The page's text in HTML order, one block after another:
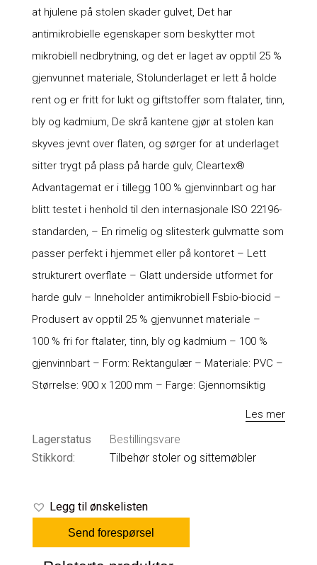
at hjulene på stolen skader gulvet, Det har
antimikrobielle egenskaper som beskytter mot
mikrobiell nedbrytning, og det er laget av opptil 25 %
gjenvunnet materiale, Stolunderlaget er lett å holde
rent og er fritt for lukt og giftstoffer som ftalater, tinn,
bly og kadmium, De skrå kantene gjør at stolen kan
skyves jevnt over flaten, og sørger for at underlaget
sitter trygt på plass på harde gulv, Cleartex®
Advantagemat er i tillegg 100 % gjenvinnbart og har
blitt testet i henhold til den internasjonale ISO 22196-
standarden, – En rimelig og slitesterk gulvmatte som
passer perfekt i hjemmet eller på kontoret – Lett
strukturert overflate – Glatt underside utformet for
harde gulv – Inneholder antimikrobiell Fsbio-biocid –
Produsert av opptil 25 % gjenvunnet materiale –
100 % fri for ftalater, tinn, bly og kadmium – 100 %
gjenvinnbart – Form: Rektangulær – Materiale: PVC –
Størrelse: 900 x 1200 mm – Farge: Gjennomsiktig
Les mer
Lagerstatus
Bestillingsvare
Stikkord:
Tilbehør stoler og sittemøbler
Legg til ønskelisten
Send forespørsel